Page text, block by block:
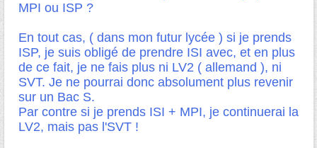
MPI ou ISP ?
En tout cas, ( dans mon futur lycée ) si je prends
ISP, je suis obligé de prendre ISI avec, et en plus
de ce fait, je ne fais plus ni LV2 ( allemand ), ni
SVT. Je ne pourrai donc absolument plus revenir
sur un Bac S.
Par contre si je prends ISI + MPI, je continuerai la
LV2, mais pas l'SVT !